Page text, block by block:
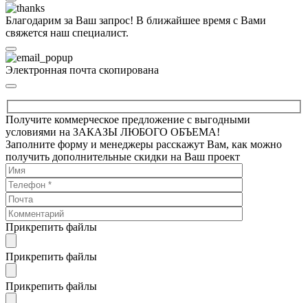
Благодарим за Ваш запрос! В ближайшее время с Вами
свяжется наш специалист.
Электронная почта скопирована
Получите коммерческое предложение с выгодными
условиями на ЗАКАЗЫ ЛЮБОГО ОБЪЕМА!
Заполните форму и менеджеры расскажут Вам, как можно
получить дополнительные скидки на Ваш проект
Прикрепить файлы
Прикрепить файлы
Прикрепить файлы